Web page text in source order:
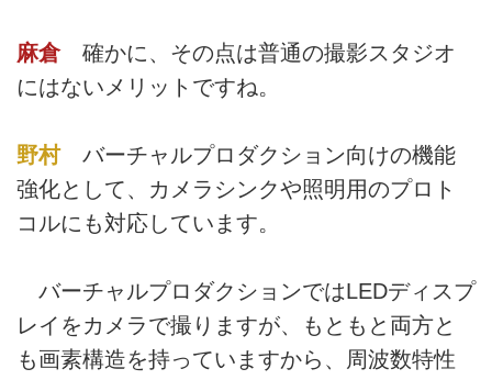
麻倉確かに、その点は普通の撮影スタジオ
にはないメリットですね。
野村バーチャルプロダクション向けの機能
強化として、カメラシンクや照明用のプロト
コルにも対応しています。
バーチャルプロダクションではLEDディスプ
レイをカメラで撮りますが、もともと両方と
も画素構造を持っていますから、周波数特性